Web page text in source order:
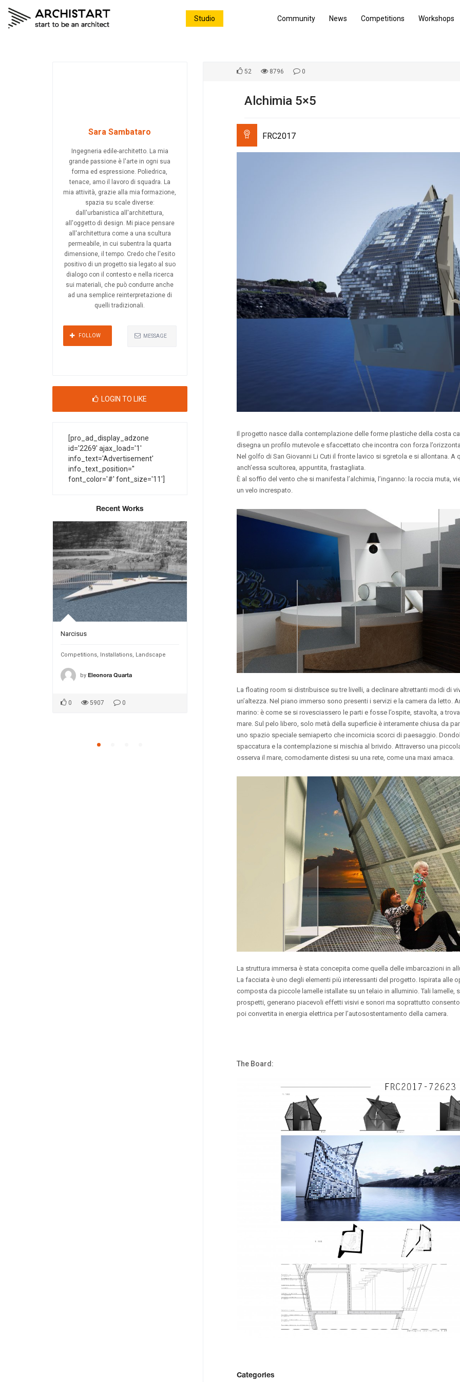
Studio Community News Competitions Workshops
52 8796 0
Alchimia 5×5
FRC2017
Il progetto nasce dalla contemplazione delle forme plastiche della costa
disegna un profilo mutevole e sfaccettato che incontra con forza
Nel golfo di San Giovanni Li Cuti il fronte lavico si sgretola e si allontana.
anch’essa scultorea, appuntita, frastagliata.
È al soffio del vento che si manifesta l’alchimia, l’inganno: la roccia muta,
un velo increspato.
La floating room si distribuisce su tre livelli, a declinare altrettanti modi di
un’altezza. Nel piano immerso sono presenti i servizi e la camera da letto.
marino: è come se si rovesciassero le parti e fosse l’ospite, stavolta, a
mare. Sul pelo libero, solo metà della superficie è interamente chiusa da
uno spazio speciale semiaperto che incornicia scorci di paesaggio.
spaccatura e la contemplazione si mischia al brivido. Attraverso una
osserva il mare, comodamente distesi su una rete, come una maxi amaca.
La struttura immersa è stata concepita come quella delle imbarcazioni in
La facciata è uno degli elementi più interessanti del progetto. Ispirata alle
composta da piccole lamelle istallate su un telaio in alluminio. Tali
prospetti, generano piacevoli effetti visivi e sonori ma soprattutto
poi convertita in energia elettrica per l’autosostentamento della camera.
The Board:
Categories
Sara Sambataro
Ingegneria edile-architetto. La mia
grande passione è l'arte in ogni sua
forma ed espressione. Poliedrica,
tenace, amo il lavoro di squadra. La
mia attività, grazie alla mia formazione,
spazia su scale diverse:
dall'urbanistica all'architettura,
all'oggetto di design. Mi piace pensare
all'architettura come a una scultura
permeabile, in cui subentra la quarta
dimensione, il tempo. Credo che l'esito
positivo di un progetto sia legato al suo
dialogo con il contesto e nella ricerca
sui materiali, che può condurre anche
ad una semplice reinterpretazione di
quelli tradizionali.
FOLLOW MESSAGE
LOGIN TO LIKE
[pro_ad_display_adzone
id='2269' ajax_load='1'
info_text='Advertisement'
info_text_position=''
font_color='#' font_size='11']
Recent Works
Narcisus
Competitions, Installations, Landscape
by Eleonora Quarta
0 5907 0
Installations , Public Spaces
5632 0
Competitions
0 5607 0